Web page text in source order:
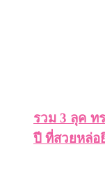
รวม 3 ลุค
ปี ที่สวยหล่อ